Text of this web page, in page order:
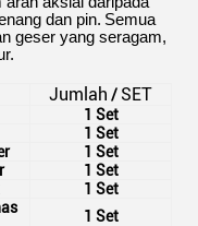
dan pin. Semua
geser yang seragam,
Jumlah / SET
1 Set
1 Set
1 Set
1 Set
1 Set
1 Set